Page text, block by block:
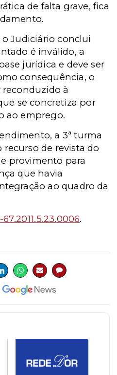
de falta grave, fica
o Judiciário conclui
é inválido, a
jurídica e deve ser
consequência, o
à
se concretiza por
ao emprego.
a 3ª turma
de revista do
provimento para
que havia
ao quadro da
.